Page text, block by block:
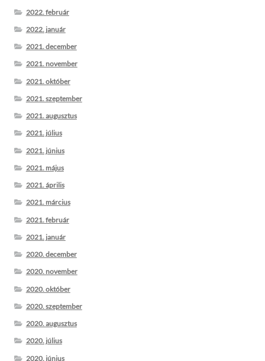
2022. február
2022. január
2021. december
2021. november
2021. október
2021. szeptember
2021. augusztus
2021. július
2021. június
2021. május
2021. április
2021. március
2021. február
2021. január
2020. december
2020. november
2020. október
2020. szeptember
2020. augusztus
2020. július
2020. június